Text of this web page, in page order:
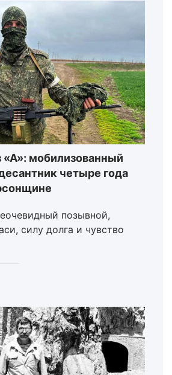
мобилизованный
четыре года
позывной,
силу долга и чувство